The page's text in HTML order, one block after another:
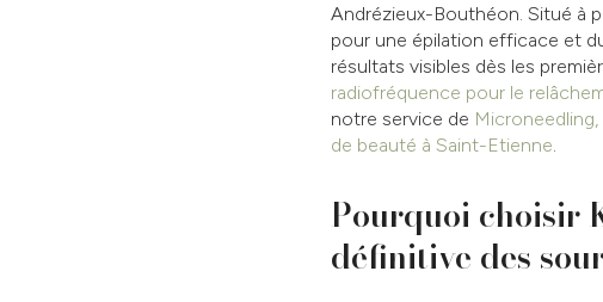
Andrézieux-Bouthéon. Situé à
pour une épilation efficace et
résultats visibles dès les
radiofréquence pour le
notre service de
de beauté à Saint-Etienne.
Pourquoi choisir
définitive des